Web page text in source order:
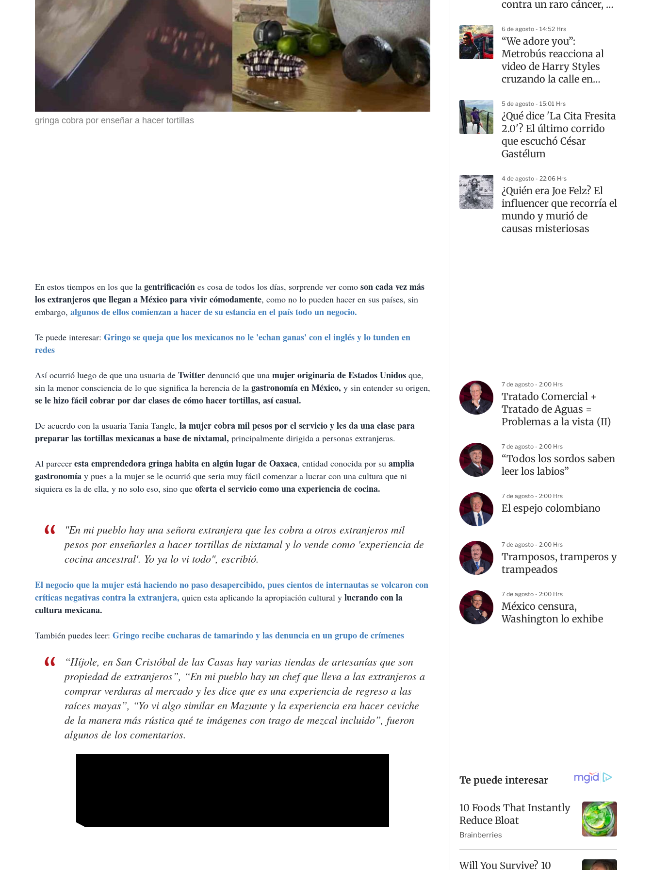
gringa cobra por enseñar a hacer tortillas
En estos tiempos en los que la gentrificación es cosa de todos los días, sorprende ver como son cada vez más
los extranjeros que llegan a México para vivir cómodamente, como no lo pueden hacer en sus países, sin
embargo, algunos de ellos comienzan a hacer de su estancia en el país todo un negocio.
Te puede interesar: Gringo se queja que los mexicanos no le 'echan ganas' con el inglés y lo tunden en
redes
Así ocurrió luego de que una usuaria de Twitter denunció que una mujer originaria de Estados Unidos que,
sin la menor consciencia de lo que significa la herencia de la gastronomía en México, y sin entender su origen,
se le hizo fácil cobrar por dar clases de cómo hacer tortillas, así casual.
De acuerdo con la usuaria Tania Tangle, la mujer cobra mil pesos por el servicio y les da una clase para
preparar las tortillas mexicanas a base de nixtamal, principalmente dirigida a personas extranjeras.
Al parecer esta emprendedora gringa habita en algún lugar de Oaxaca, entidad conocida por su amplia
gastronomía y pues a la mujer se le ocurrió que seria muy fácil comenzar a lucrar con una cultura que ni
siquiera es la de ella, y no solo eso, sino que oferta el servicio como una experiencia de cocina.
"En mi pueblo hay una señora extranjera que les cobra a otros extranjeros mil
pesos por enseñarles a hacer tortillas de nixtamal y lo vende como 'experiencia de
cocina ancestral'. Yo ya lo vi todo", escribió.
El negocio que la mujer está haciendo no paso desapercibido, pues cientos de internautas se volcaron con
críticas negativas contra la extranjera, quien esta aplicando la apropiación cultural y lucrando con la
cultura mexicana.
También puedes leer: Gringo recibe cucharas de tamarindo y las denuncia en un grupo de crímenes
“Híjole, en San Cristóbal de las Casas hay varias tiendas de artesanías que son
propiedad de extranjeros”, “En mi pueblo hay un chef que lleva a las extranjeros a
comprar verduras al mercado y les dice que es una experiencia de regreso a las
raíces mayas”, “Yo vi algo similar en Mazunte y la experiencia era hacer ceviche
de la manera más rústica qué te imágenes con trago de mezcal incluido”, fueron
algunos de los comentarios.
contra un raro cáncer, a
6 de agosto - 14:52 Hrs
“We adore you”:
Metrobús reacciona al
video de Harry Styles
cruzando la calle en
5 de agosto - 15:01 Hrs
¿Qué dice 'La Cita Fresita
2.0'? El último corrido
que escuchó César
Gastélum
4 de agosto - 22:06 Hrs
¿Quién era Joe Felz? El
influencer que recorría el
mundo y murió de
causas misteriosas
7 de agosto - 2:00 Hrs
Tratado Comercial +
Tratado de Aguas =
Problemas a la vista (II)
7 de agosto - 2:00 Hrs
“Todos los sordos saben
leer los labios”
7 de agosto - 2:00 Hrs
El espejo colombiano
7 de agosto - 2:00 Hrs
Tramposos, tramperos y
trampeados
7 de agosto - 2:00 Hrs
México censura,
Washington lo exhibe